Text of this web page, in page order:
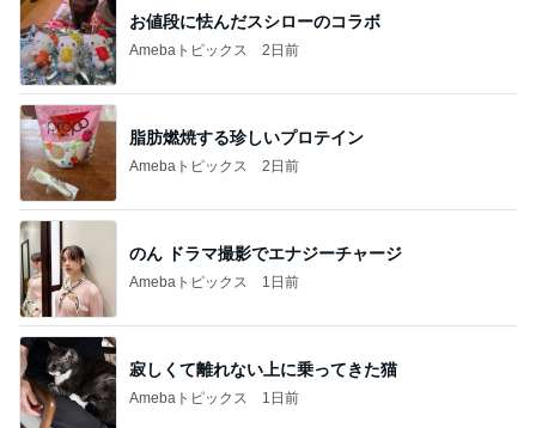
お値段に怯んだスシローのコラボ
Amebaトピックス 2日前
脂肪燃焼する珍しいプロテイン
Amebaトピックス 2日前
のん ドラマ撮影でエナジーチャージ
Amebaトピックス 1日前
寂しくて離れない上に乗ってきた猫
Amebaトピックス 1日前